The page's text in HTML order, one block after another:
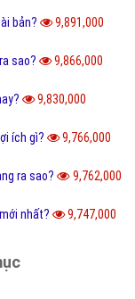
bản? 9,891,000
sao? 9,866,000
9,830,000
ích gì? 9,766,000
ra sao? 9,762,000
nhất? 9,747,000